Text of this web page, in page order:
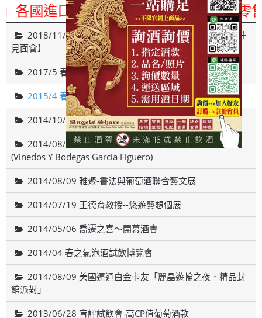
國進口酒類商品 專業詢(尋)酒詢價零售
2018/11/26【Monday Red 之 遇見葡萄牙古城貴族酒莊
見面會】
2017/5 春之氣泡酒試飲博覽會
2015/4 春之氣泡酒試飲博覽會
2014/10/18智利-威帝偉士酒廠品酒會(VALDIVIESO)
2014/08/22 西班牙斗羅河產區，費加洛酒莊品酒會
(Vinedos Y Bodegas Garcia Figuero)
2014/08/09 雅聚-書法與葡萄酒聯合藝文展
2014/07/19 王德育教授--悠遊藝想個展
2014/05/06 喬遷之喜～開幕酒會
2014/04 春之氣泡酒試飲博覽會
2014/08/09 美國運通白金卡友「麗晶遊輪之夜．精品封
館派對」
2013/06/28 盲評試飲會-高CP值葡萄酒款